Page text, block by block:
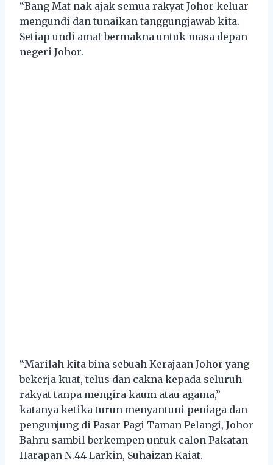
“Bang Mat nak ajak semua rakyat Johor keluar
mengundi dan tunaikan tanggungjawab kita.
Setiap undi amat bermakna untuk masa depan
negeri Johor.
“Marilah kita bina sebuah Kerajaan Johor yang
bekerja kuat, telus dan cakna kepada seluruh
rakyat tanpa mengira kaum atau agama,”
katanya ketika turun menyantuni peniaga dan
pengunjung di Pasar Pagi Taman Pelangi, Johor
Bahru sambil berkempen untuk calon Pakatan
Harapan N.44 Larkin, Suhaizan Kaiat.